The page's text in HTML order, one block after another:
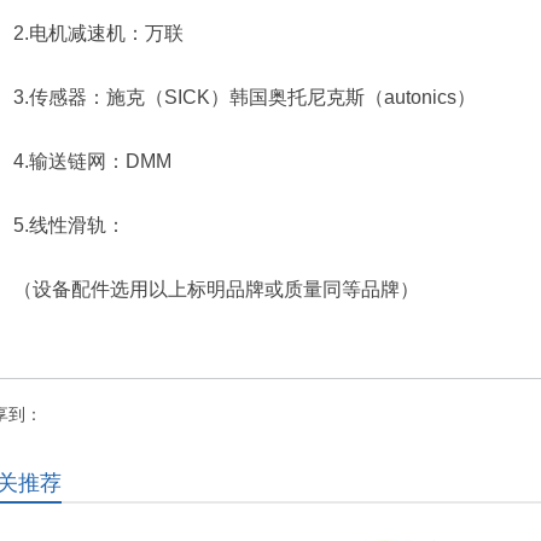
2.电机减速机：万联
3.传感器：施克（SICK）韩国奥托尼克斯（autonics）
4.输送链网：DMM
5.线性滑轨：
（设备配件选用以上标明品牌或质量同等品牌）
到：
推荐